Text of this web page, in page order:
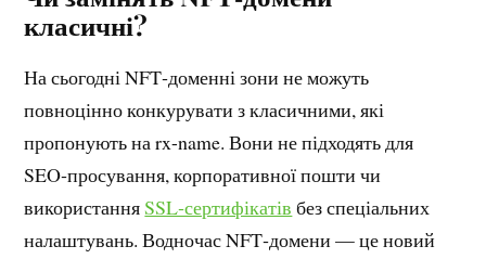
класичні?
На сьогодні NFT‑доменні зони не можуть
повноцінно конкурувати з класичними, які
пропонують на rx-name. Вони не підходять для
SEO‑просування, корпоративної пошти чи
використанняSSL‑сертифікатів без спеціальних
налаштувань. Водночас NFT‑домени — це новий